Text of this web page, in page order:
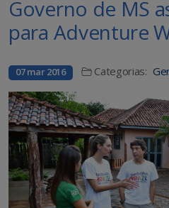
Governo de MS
para Adventure
07 mar 2016 Categorias: